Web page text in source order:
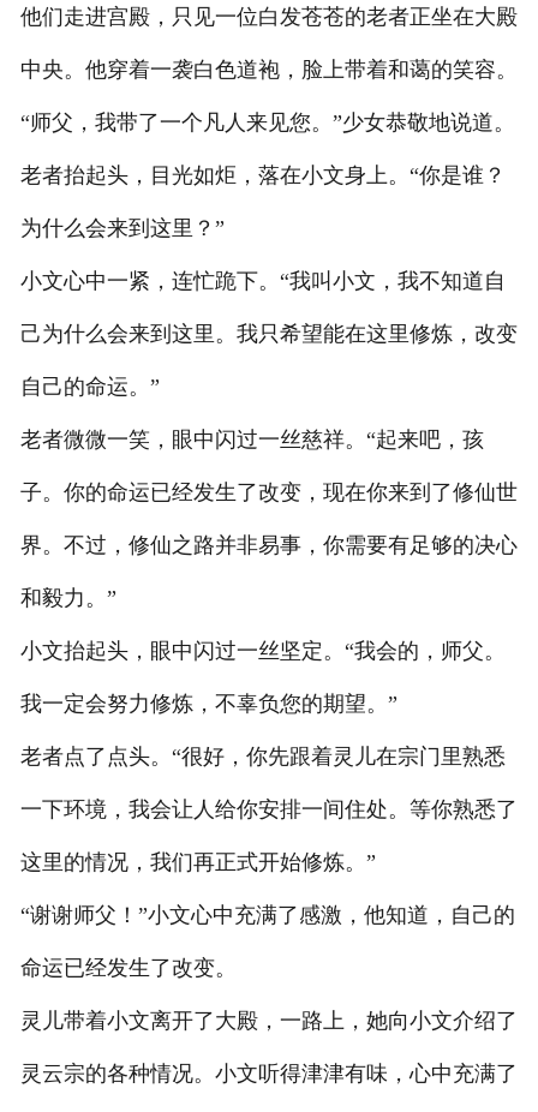
他们走进宫殿，只见一位白发苍苍的老者正坐在大殿
中央。他穿着一袭白色道袍，脸上带着和蔼的笑容。
“师父，我带了一个凡人来见您。”少女恭敬地说道。
老者抬起头，目光如炬，落在小文身上。“你是谁？
为什么会来到这里？”
小文心中一紧，连忙跪下。“我叫小文，我不知道自
己为什么会来到这里。我只希望能在这里修炼，改变
自己的命运。”
老者微微一笑，眼中闪过一丝慈祥。“起来吧，孩
子。你的命运已经发生了改变，现在你来到了修仙世
界。不过，修仙之路并非易事，你需要有足够的决心
和毅力。”
小文抬起头，眼中闪过一丝坚定。“我会的，师父。
我一定会努力修炼，不辜负您的期望。”
老者点了点头。“很好，你先跟着灵儿在宗门里熟悉
一下环境，我会让人给你安排一间住处。等你熟悉了
这里的情况，我们再正式开始修炼。”
“谢谢师父！”小文心中充满了感激，他知道，自己的
命运已经发生了改变。
灵儿带着小文离开了大殿，一路上，她向小文介绍了
灵云宗的各种情况。小文听得津津有味，心中充满了